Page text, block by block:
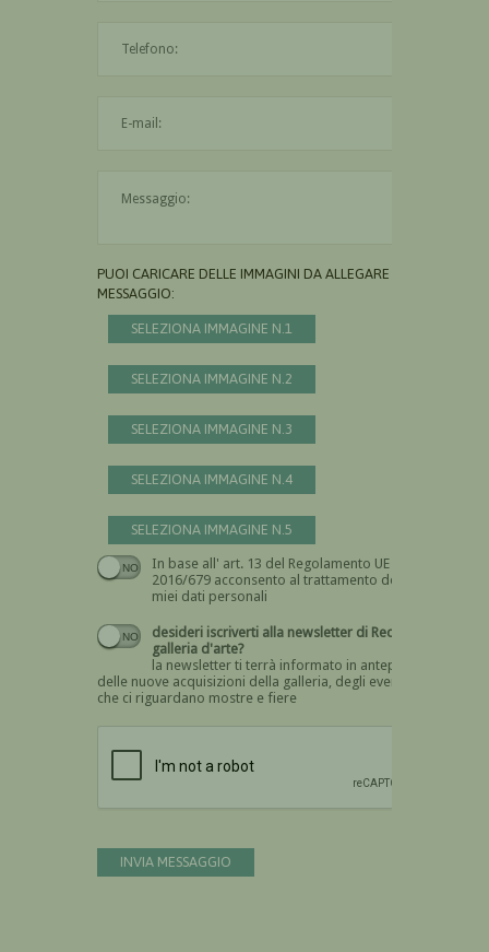
PUOI CARICARE DELLE IMMAGINI DA ALLEGARE AL
MESSAGGIO:
SELEZIONA IMMAGINE N.1
SELEZIONA IMMAGINE N.2
SELEZIONA IMMAGINE N.3
SELEZIONA IMMAGINE N.4
SELEZIONA IMMAGINE N.5
In base all' art. 13 del Regolamento UE n.
2016/679 acconsento al trattamento dei
miei dati personali
Devi dare il consenso
desideri iscriverti alla newsletter di Recta
galleria d'arte?
la newsletter ti terrà informato in anteprima
delle nuove acquisizioni della galleria, degli eventi
che ci riguardano mostre e fiere
INVIA MESSAGGIO